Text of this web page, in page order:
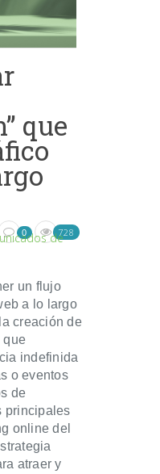
que
de
0 728
un flujo
a lo largo
creación de
que
indefinida
o eventos
de
principales
online del
atraer y